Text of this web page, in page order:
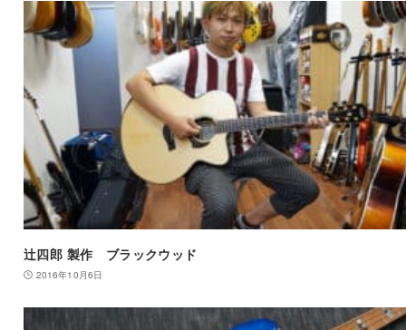
辻四郎 製作 ブラックウッド
2016年10月6日